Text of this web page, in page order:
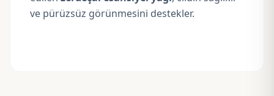
ve pürüzsüz görünmesini destekler.